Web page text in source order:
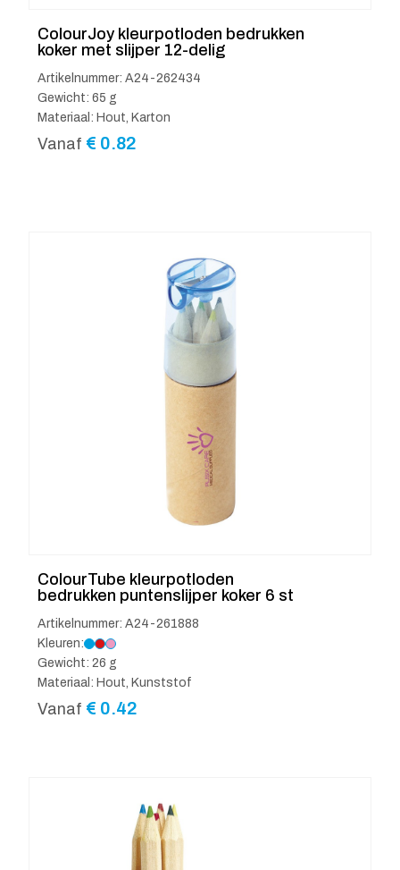
ColourJoy kleurpotloden bedrukken
koker met slijper 12-delig
Artikelnummer: A24-262434
Gewicht: 65 g
Materiaal: Hout, Karton
Vanaf € 0.82
ColourTube kleurpotloden
bedrukken puntenslijper koker 6 st
Artikelnummer: A24-261888
Kleuren:
Gewicht: 26 g
Materiaal: Hout, Kunststof
Vanaf € 0.42